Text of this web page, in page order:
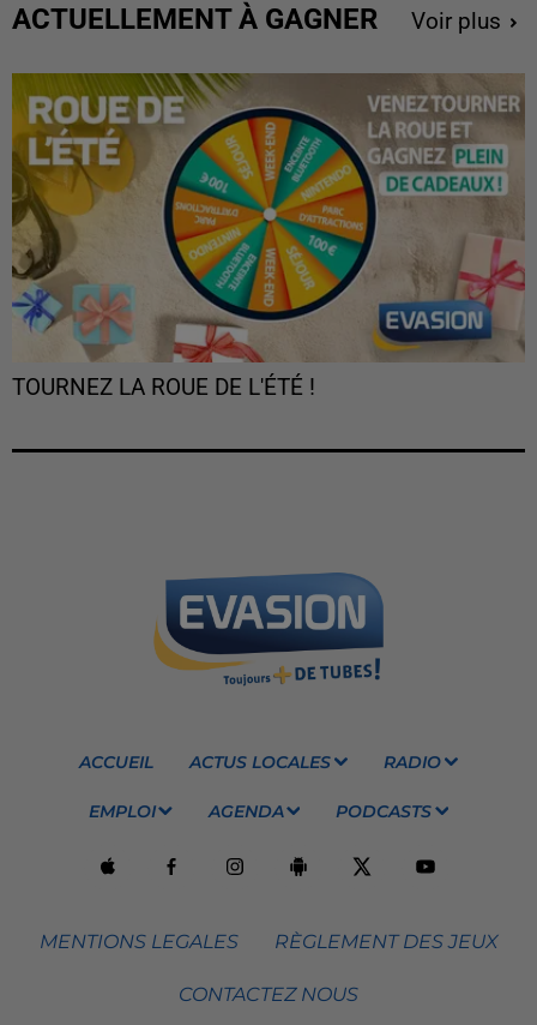
ACTUELLEMENT À GAGNER Voir plus
TOURNEZ LA ROUE DE L'ÉTÉ !
ACCUEIL ACTUS LOCALES RADIO
EMPLOI AGENDA PODCASTS
MENTIONS LEGALES RÈGLEMENT DES JEUX
CONTACTEZ NOUS